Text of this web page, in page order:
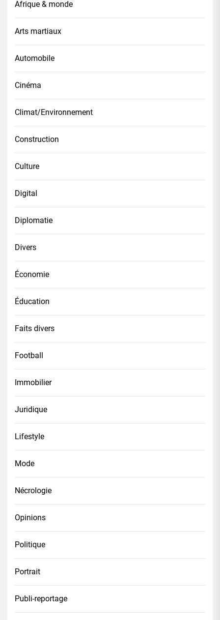
Afrique & monde
Arts martiaux
Automobile
Cinéma
Climat/Environnement
Construction
Culture
Digital
Diplomatie
Divers
Économie
Éducation
Faits divers
Football
Immobilier
Juridique
Lifestyle
Mode
Nécrologie
Opinions
Politique
Portrait
Publi-reportage